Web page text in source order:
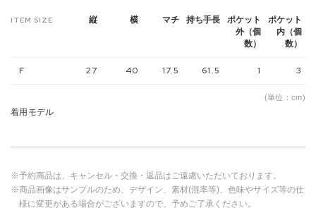
ITEM SIZE 縦 横 マチ 持ち手長
ポケット
外（個
数）
ポケット
内（個
数）
F 27 40 17.5 61.5 1 3
(単位：cm)
着用モデル
※予約商品は、キャンセル・交換・返品はご遠慮いただいております。
※商品画像はサンプルのため、デザイン、素材(混率等)、色味やサイズ等の仕
様に変更がある場合がございますので、予めご了承ください。